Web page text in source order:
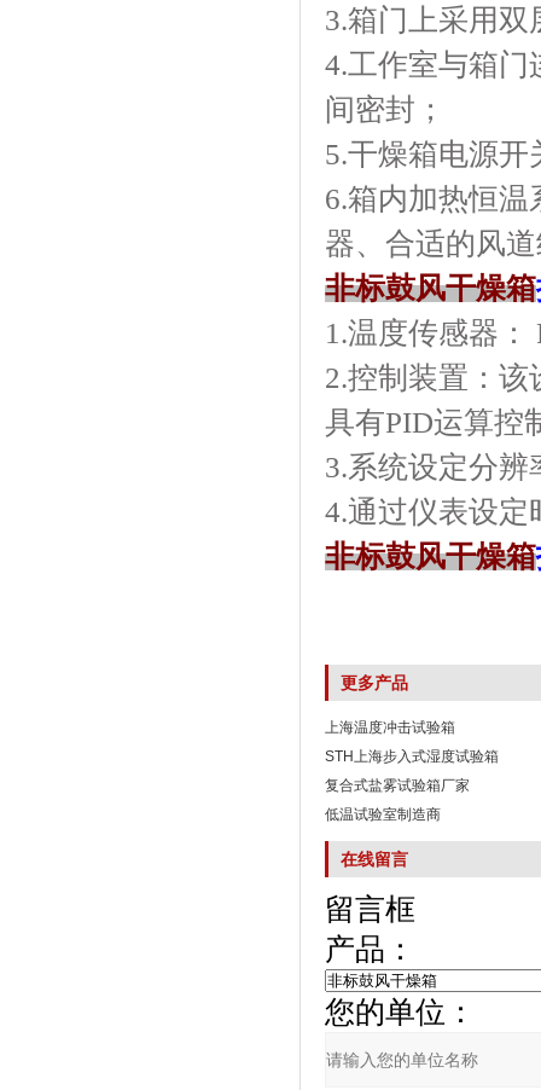
3.箱门上采用双
4.工作室与箱门
间密封；
5.干燥箱电源
6.箱内加热恒温
器、合适的风
非标鼓风干燥箱
1.温度传感器：
2.控制装置：
具有PID运算控
3.系统设定分辨率
4.通过仪表设定
非标鼓风干燥箱
更多产品
上海温度冲击试验箱
STH上海步入式湿度试验箱
复合式盐雾试验箱厂家
低温试验室制造商
在线留言
留言框
产品：
您的单位：